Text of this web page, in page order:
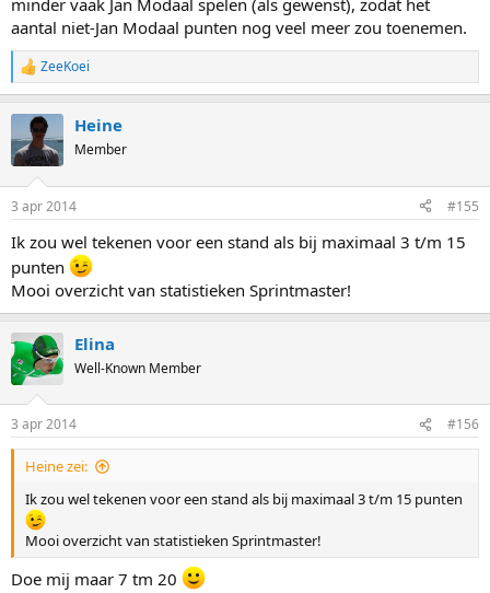
minder vaak Jan Modaal spelen (als gewenst), zodat het
aantal niet-Jan Modaal punten nog veel meer zou toenemen.
R
e
t
i
s
ZeeKoei
Heine
Member
3 apr 2014 #155
Ik zou wel tekenen voor een stand als bij maximaal 3 t/m 15
punten
Mooi overzicht van statistieken Sprintmaster!
Elina
Well-Known Member
3 apr 2014 #156
Heine zei:
Ik zou wel tekenen voor een stand als bij maximaal 3 t/m 15 punten
Mooi overzicht van statistieken Sprintmaster!
Doe mij maar 7 tm 20